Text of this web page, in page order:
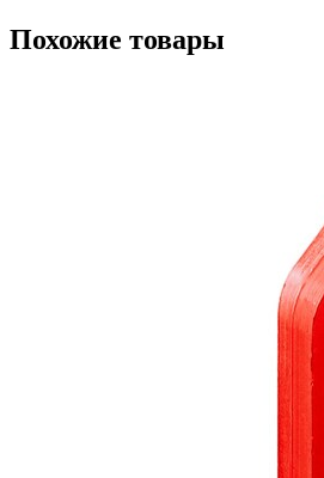
Похожие товары